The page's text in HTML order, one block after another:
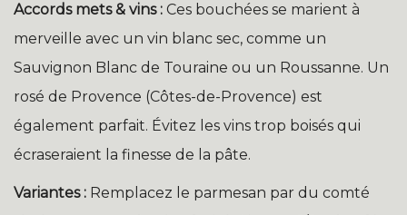
Accords mets & vins : Ces bouchées se marient à
merveille avec un vin blanc sec, comme un
Sauvignon Blanc de Touraine ou un Roussanne. Un
rosé de Provence (Côtes-de-Provence) est
également parfait. Évitez les vins trop boisés qui
écraseraient la finesse de la pâte.
Variantes : Remplacez le parmesan par du comté